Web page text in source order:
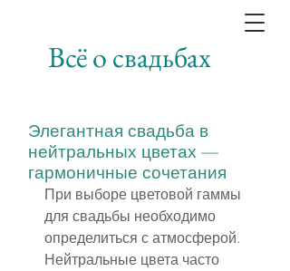
Всё о свадьбах
Элегантная свадьба в
нейтральных цветах —
гармоничные сочетания
При выборе цветовой гаммы
для свадьбы необходимо
определиться с атмосферой.
Нейтральные цвета часто